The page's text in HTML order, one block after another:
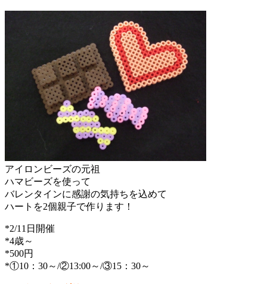
アイロンビーズの元祖
ハマビーズを使って
バレンタインに感謝の気持ちを込めて
ハートを2個親子で作ります！
*2/11日開催
*4歳～
*500円
*①10：30～/②13:00～/③15：30～